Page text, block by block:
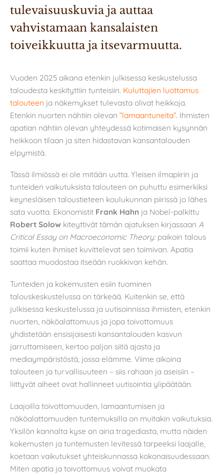
tulevaisuuskuvia ja auttaa
vahvistamaan kansalaisten
toiveikkuutta ja itsevarmuutta.
Vuoden 2025 aikana etenkin julkisessa keskustelussa
taloudesta keskityttiin tunteisiin. Kuluttajien luottamus
talouteen ja näkemykset tulevasta olivat heikkoja.
Etenkin nuorten nähtiin olevan ”lamaantuneita”. Ihmisten
apatian nähtiin olevan yhteydessä kotimaisen kysynnän
heikkoon tilaan ja siten hidastavan kansantalouden
elpymistä.
Tässä ilmiössä ei ole mitään uutta. Yleisen ilmapiirin ja
tunteiden vaikutuksista talouteen on puhuttu esimerkiksi
keynesläisen taloustieteen koulukunnan piirissä jo lähes
sata vuotta. Ekonomistit Frank Hahn ja Nobel-palkittu
Robert Solow kiteyttivät tämän ajatuksen kirjassaan A
Critical Essay on Macroeconomic Theory:paikoin talous
toimii kuten ihmiset kuvittelevat sen toimivan. Apatia
saattaa muodostaa itseään ruokkivan kehän.
Tunteiden ja kokemusten esiin tuominen
talouskeskustelussa on tärkeää. Kuitenkin se, että
julkisessa keskustelussa ja uutisoinnissa ihmisten, etenkin
nuorten, näköalattomuus ja jopa toivottomuus
yhdistetään ensisijaisesti kansantalouden kasvun
jarruttamiseen, kertoo paljon siitä ajasta ja
mediaympäristöstä, jossa elämme. Viime aikoina
talouteen ja turvallisuuteen – siis rahaan ja aseisiin –
liittyvät aiheet ovat hallinneet uutisointia ylipäätään.
Laajoilla toivottomuuden, lamaantumisen ja
näköalattomuuden tuntemuksilla on muitakin vaikutuksia.
Yksilön kannalta kyse on aina tragediasta, mutta näiden
kokemusten ja tuntemusten levitessä tarpeeksi laajalle,
koetaan vaikutukset yhteiskunnassa kokonaisuudessaan.
Miten apatia ja toivottomuus voivat muokata